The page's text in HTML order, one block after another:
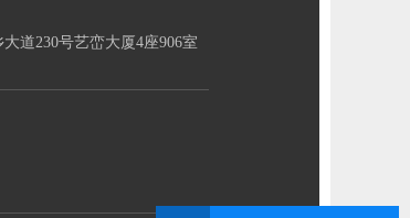
道230号艺峦大厦4座906室